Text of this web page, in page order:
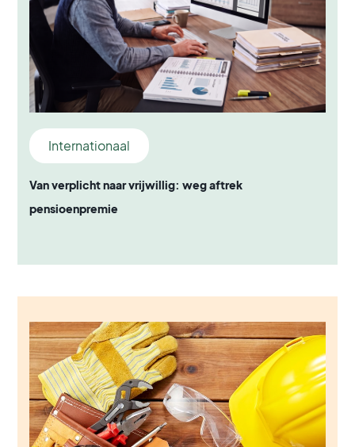
Internationaal
Van verplicht naar vrijwillig: weg aftrek
pensioenpremie